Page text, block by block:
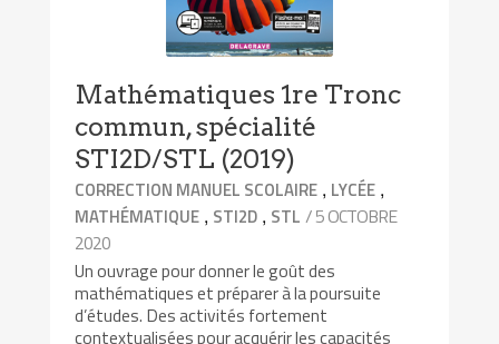
Mathématiques 1re Tronc
commun, spécialité
STI2D/STL (2019)
CORRECTION MANUEL SCOLAIRE , LYCÉE ,
MATHÉMATIQUE , STI2D , STL / 5 OCTOBRE
2020
Un ouvrage pour donner le goût des
mathématiques et préparer à la poursuite
d’études. Des activités fortement
contextualisées pour acquérir les capacités